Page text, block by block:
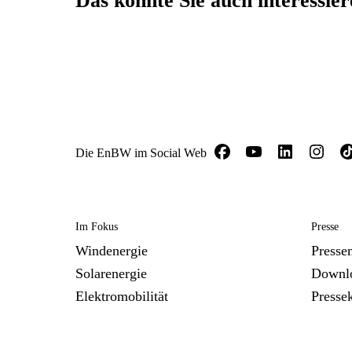
Die EnBW im Social Web
Im Fokus
Windenergie
Solarenergie
Elektromobilität
Presse